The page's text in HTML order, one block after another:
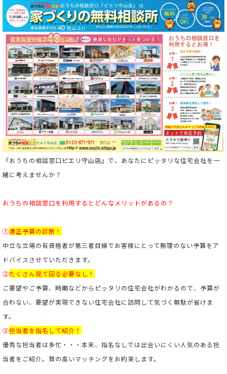
『おうちの相談窓口ピエリ守山店』で、あなたにピッタリな住宅会社を一
緒に考えませんか？
おうちの相談窓口を利用すると どんなメリットがあるの？
①適正予算の診断！
中立な立場の有資格者が第三者目線でお客様にとって無理のない予算をア
ドバイスさせていただきます。
②たくさん見て回る必要なし！
ご要望やご予算、時期などからピッタリの住宅会社がわかるので、予算が
合わない、要望が実現できない住宅会社に訪問して気づく無駄が省けま
す。
③担当者を指名して紹介！
優秀な担当者は多忙・・・本来、指名なしでは出会いにくい人気のある担
当者をご紹介。 質の高いマッチングをお約束します。